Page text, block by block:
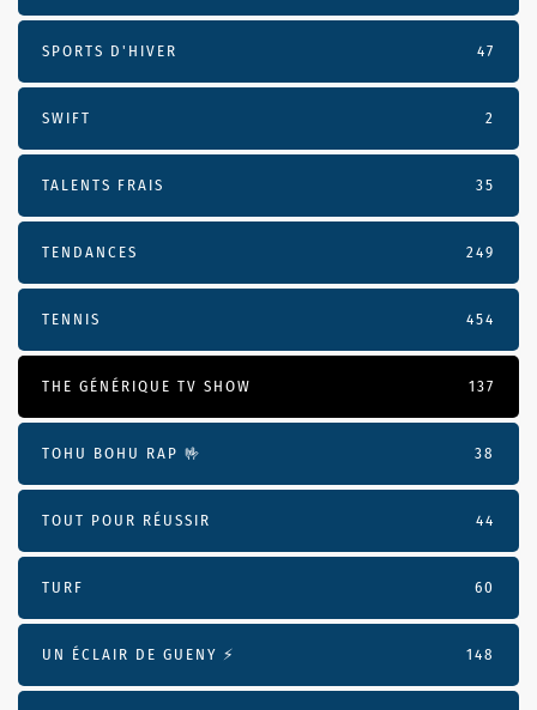
SPORTS D'HIVER 47
SWIFT 2
TALENTS FRAIS 35
TENDANCES 249
TENNIS 454
THE GÉNÉRIQUE TV SHOW 137
TOHU BOHU RAP 🤟 38
TOUT POUR RÉUSSIR 44
TURF 60
UN ÉCLAIR DE GUENY ⚡️ 148